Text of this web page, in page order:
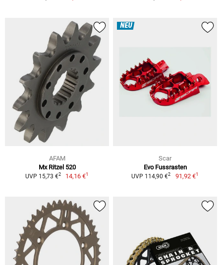
AFAM
Mx Ritzel 520
UVP 15,73 €2 14,16 €1
NEU
Scar
Evo Fussrasten
UVP 114,90 €2 91,92 €1